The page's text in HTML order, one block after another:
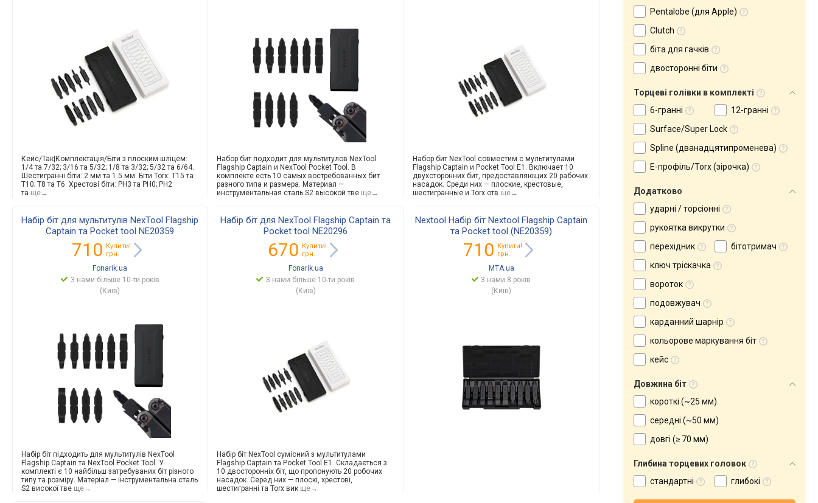
Кейс/Так|Комплектація/Біти з плоским шліцем:
1/4 та 7/32; 3/16 та 5/32; 1/8 та 3/32; 5/32 та 6/64.
Шестигранні біти: 2 мм та 1.5 мм. Біти Torx: T15 та
T10; T8 та T6. Хрестові біти: PH3 та PH0; PH2
та ще→
Набор бит подходит для мультитулов NexTool
Flagship Captain и NexTool Pocket Tool. В
комплекте есть 10 самых востребованных бит
разного типа и размера. Материал —
инструментальная сталь S2 высокой тве ще→
Набор бит NexTool совместим с мультитулами
Flagship Captain и Pocket Tool E1. Включает 10
двухсторонних бит, предоставляющих 20 рабочих
насадок. Среди них — плоские, крестовые,
шестигранные и Torx отв ще→
Набір біт для мультитулів NexTool Flagship
Captain та Pocket tool NE20359
710 Купити!
грн.
Fonarik.ua
З нами більше 10-ти років
(Київ)
Набір біт підходить для мультитулів NexTool
Flagship Captain та NexTool Pocket Tool. У
комплекті є 10 найбільш затребуваних біт різного
типу та розміру. Матеріал — інструментальна сталь
S2 високої тве ще→
Набір біт для NexTool Flagship Captain та
Pocket tool NE20296
670 Купити!
грн.
Fonarik.ua
З нами більше 10-ти років
(Київ)
Набір біт NexTool сумісний з мультитулами
Flagship Captain та Pocket Tool E1. Складається з
10 двосторонніх біт, що пропонують 20 робочих
насадок. Серед них — плоскі, хрестові,
шестигранні та Torx вик ще→
Nextool Набір біт Nextool Flagship Captain
та Pocket tool (NE20359)
710 Купити!
грн.
MTA.ua
З нами 8 років
(Київ)
Pentalobe (для Apple)
Clutch
біта для гачків
двосторонні біти
Торцеві голівки в комплекті
6-гранні
12-гранні
Surface/Super Lock
Spline (дванадцятипроменева)
E-профіль/Torx (зірочка)
Додатково
ударні / торсіонні
рукоятка викрутки
перехідник
бітотримач
ключ тріскачка
вороток
подовжувач
карданний шарнір
кольорове маркування біт
кейс
Довжина біт
короткі (~25 мм)
середні (~50 мм)
довгі (≥ 70 мм)
Глибина торцевих головок
стандартні
глибокі